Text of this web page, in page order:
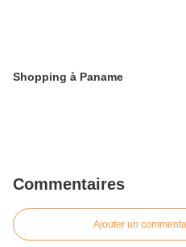
Shopping à Paname
Commentaires
Ajouter un